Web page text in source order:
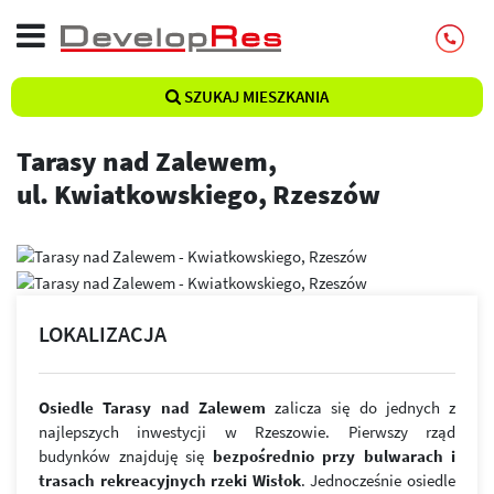
SZUKAJ MIESZKANIA
Tarasy nad Zalewem,
ul. Kwiatkowskiego, Rzeszów
LOKALIZACJA
Osiedle Tarasy nad Zalewem zalicza się do jednych z
najlepszych inwestycji w Rzeszowie. Pierwszy rząd
budynków znajduję się bezpośrednio przy bulwarach i
trasach rekreacyjnych rzeki Wisłok. Jednocześnie osiedle